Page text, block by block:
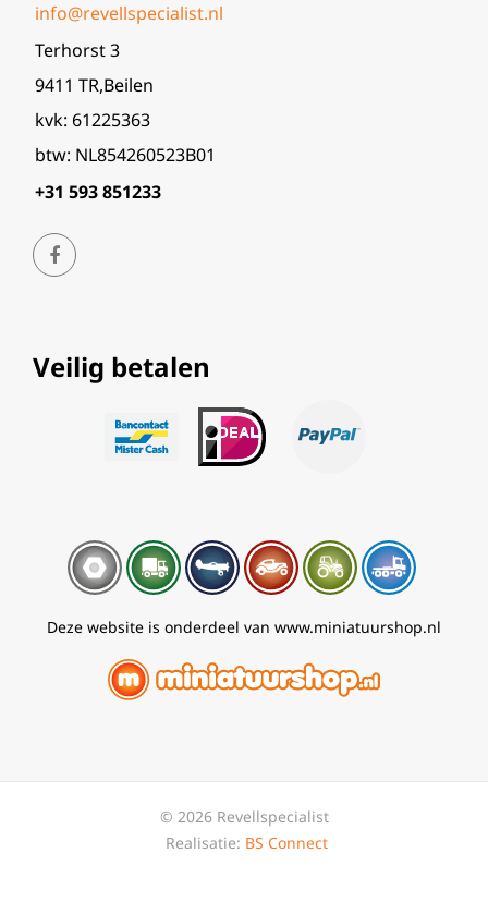
info@revellspecialist.nl
Terhorst 3
9411 TR,Beilen
kvk: 61225363
btw: NL854260523B01
+31 593 851233
Veilig betalen
Deze website is onderdeel van www.miniatuurshop.nl
© 2026 Revellspecialist
Realisatie: BS Connect